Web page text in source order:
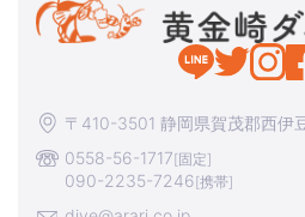
〒410-3501 静岡県賀茂郡西伊
0558-56-1717[固定]
090-2235-7246[携帯]